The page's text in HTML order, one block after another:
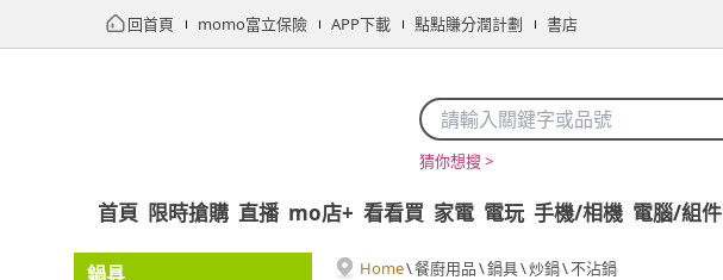
回首頁 momo富立保險 APP下載 點點賺分潤計劃 書店
猜你想搜 >
首頁 限時搶購 直播 mo店+ 看看買 家電 電玩 手機/相機 電腦/組件
鍋具
Home\餐廚用品\鍋具\炒鍋\不沾鍋